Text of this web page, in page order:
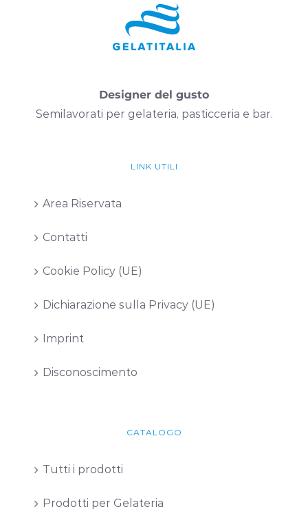
Designer del gusto
Semilavorati per gelateria, pasticceria e bar.
LINK UTILI
Area Riservata
Contatti
Cookie Policy (UE)
Dichiarazione sulla Privacy (UE)
Imprint
Disconoscimento
CATALOGO
Tutti i prodotti
Prodotti per Gelateria